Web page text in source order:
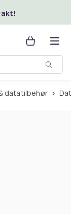
datatilbehør